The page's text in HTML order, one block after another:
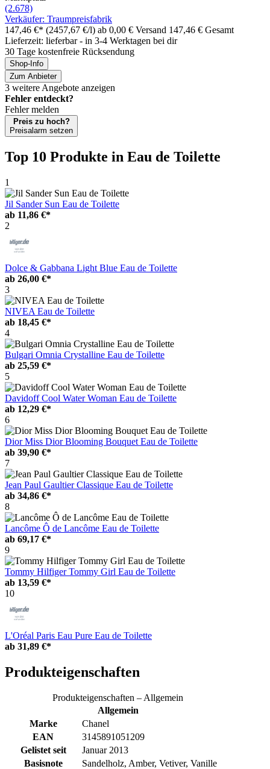
(2.678)
Verkäufer: Traumpreisfabrik
147,46 €* (2457,67 €/l) ab 0,00 € Versand 147,46 € Gesamt
Lieferzeit: lieferbar - in 3-4 Werktagen bei dir
30 Tage kostenfreie Rücksendung
Shop-Info
Zum Anbieter
3 weitere Angebote anzeigen
Fehler entdeckt?
Fehler melden
Preis zu hoch?
Preisalarm setzen
Top 10 Produkte in Eau de Toilette
1
Jil Sander Sun Eau de Toilette
ab 11,86 €*
2
Dolce & Gabbana Light Blue Eau de Toilette
ab 26,00 €*
3
NIVEA Eau de Toilette
ab 18,45 €*
4
Bulgari Omnia Crystalline Eau de Toilette
ab 25,59 €*
5
Davidoff Cool Water Woman Eau de Toilette
ab 12,29 €*
6
Dior Miss Dior Blooming Bouquet Eau de Toilette
ab 39,90 €*
7
Jean Paul Gaultier Classique Eau de Toilette
ab 34,86 €*
8
Lancôme Ô de Lancôme Eau de Toilette
ab 69,17 €*
9
Tommy Hilfiger Tommy Girl Eau de Toilette
ab 13,59 €*
10
L'Oréal Paris Eau Pure Eau de Toilette
ab 31,89 €*
Produkteigenschaften
Produkteigenschaften – Allgemein
Allgemein
Marke
Chanel
EAN
3145891051209
Gelistet seit
Januar 2013
Basisnote
Sandelholz, Amber, Vetiver, Vanille